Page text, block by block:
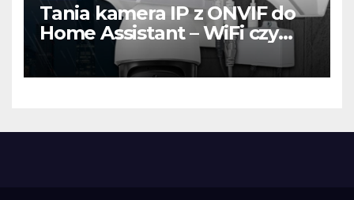
Tania kamera IP z ONVIF do
Home Assistant – WiFi czy
LAN? Test, konfiguracja i
praktyczne wskazówki